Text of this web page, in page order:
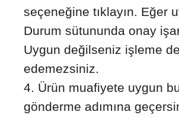
seçeneğine tıklayın. Eğer
Durum sütununda onay
Uygun değilseniz işleme
edemezsiniz.
Ürün muafiyete uygun
gönderme adımına